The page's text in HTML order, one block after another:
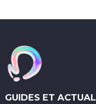
GUIDES ET